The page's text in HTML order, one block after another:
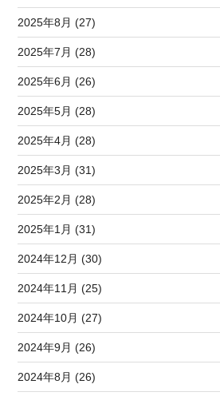
2025年8月 (27)
2025年7月 (28)
2025年6月 (26)
2025年5月 (28)
2025年4月 (28)
2025年3月 (31)
2025年2月 (28)
2025年1月 (31)
2024年12月 (30)
2024年11月 (25)
2024年10月 (27)
2024年9月 (26)
2024年8月 (26)